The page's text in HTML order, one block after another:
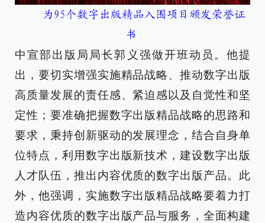
为95个数字出版精品入围项目颁发荣誉证
书
中宣部出版局局长郭义强做开班动员。他提
出，要切实增强实施精品战略、推动数字出版
高质量发展的责任感、紧迫感以及自觉性和坚
定性；要准确把握数字出版精品战略的思路和
要求，秉持创新驱动的发展理念，结合自身单
位特点，利用数字出版新技术，建设数字出版
人才队伍，推出内容优质的数字出版产品。此
外，他强调，实施数字出版精品战略要着力打
造内容优质的数字出版产品与服务，全面构建